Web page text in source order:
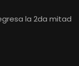
la 2da mitad